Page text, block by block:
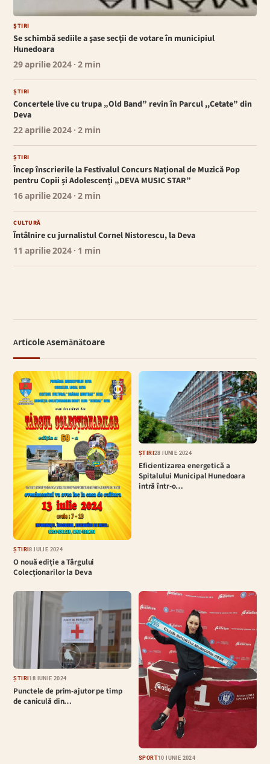
ȘTIRI
Se schimbă sediile a şase secţii de votare în municipiul
Hunedoara
29 aprilie 2024 · 2 min
ȘTIRI
Concertele live cu trupa „Old Band” revin în Parcul ,,Cetate” din
Deva
22 aprilie 2024 · 2 min
ȘTIRI
Încep înscrierile la Festivalul Concurs Național de Muzică Pop
pentru Copii și Adolescenți „DEVA MUSIC STAR”
16 aprilie 2024 · 2 min
CULTURĂ
Întâlnire cu jurnalistul Cornel Nistorescu, la Deva
11 aprilie 2024 · 1 min
Articole Asemănătoare
ȘTIRI8 IULIE 2024
O nouă ediție a Târgului
Colecționarilor la Deva
ȘTIRI28 IUNIE 2024
Eficientizarea energetică a
Spitalului Municipal Hunedoara
intră într-o…
ȘTIRI18 IUNIE 2024
Punctele de prim-ajutor pe timp
de caniculă din…
SPORT10 IUNIE 2024